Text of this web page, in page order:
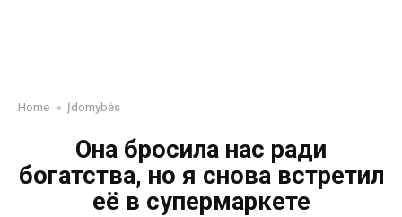
Home » Įdomybės
Она бросила нас ради
богатства, но я снова встретил
её в супермаркете